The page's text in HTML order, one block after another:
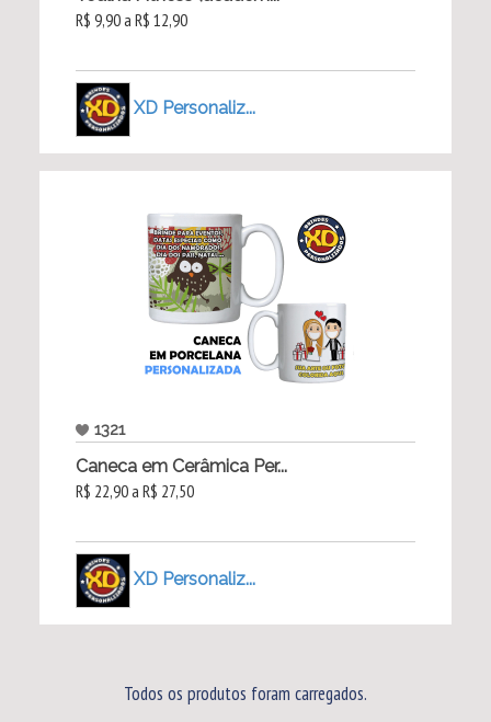
R$ 9,90 a R$ 12,90
XD Personaliz...
1321
Caneca em Cerâmica Per...
R$ 22,90 a R$ 27,50
XD Personaliz...
Todos os produtos foram carregados.